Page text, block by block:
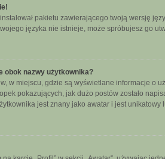
pakietu zawierającego twoją wersję
języka nie istnieje, może spróbujesz go
obok nazwy użytkownika?
w miejscu, gdzie są wyświetlane informacje o
pokazujących, jak dużo postów zostało
jest znany jako awatar i jest